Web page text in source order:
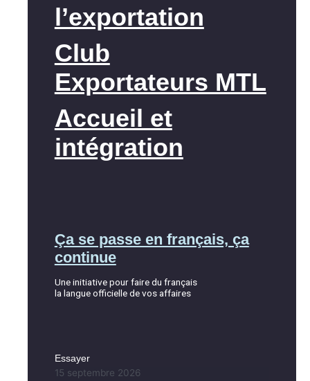
l’exportation
Club
Exportateurs MTL
Accueil et
intégration
Ça se passe en français, ça
continue
Une initiative pour faire du français
la langue officielle de vos affaires
Essayer
15 septembre 2026